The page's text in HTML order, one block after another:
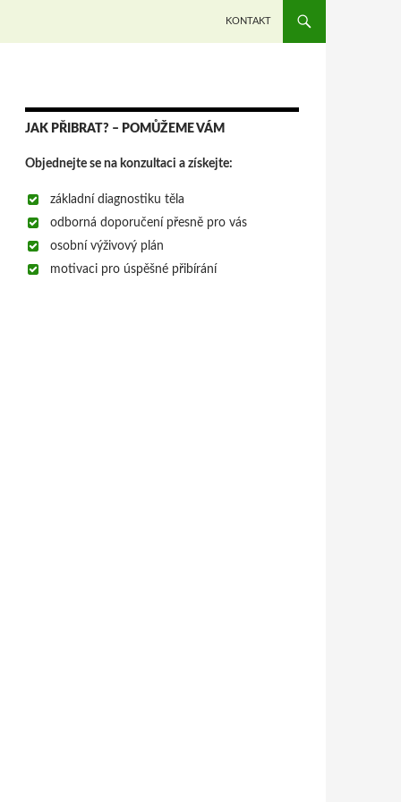
KONTAKT
JAK PŘIBRAT? – POMŮŽEME VÁM
Objednejte se na konzultaci a získejte:
základní diagnostiku těla
odborná doporučení přesně pro vás
osobní výživový plán
motivaci pro úspěšné přibírání